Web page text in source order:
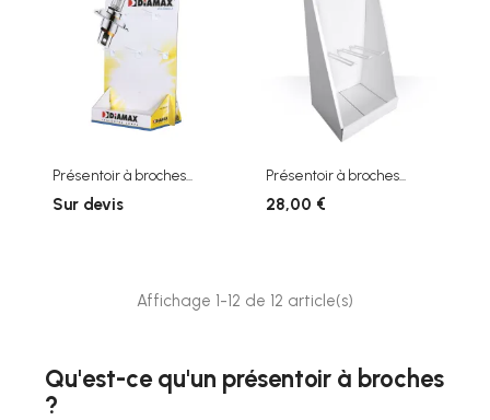
Présentoir à broches...
Sur devis
Présentoir à broches...
28,00 €
Affichage 1-12 de 12 article(s)
Qu'est-ce qu'un présentoir à broches
?